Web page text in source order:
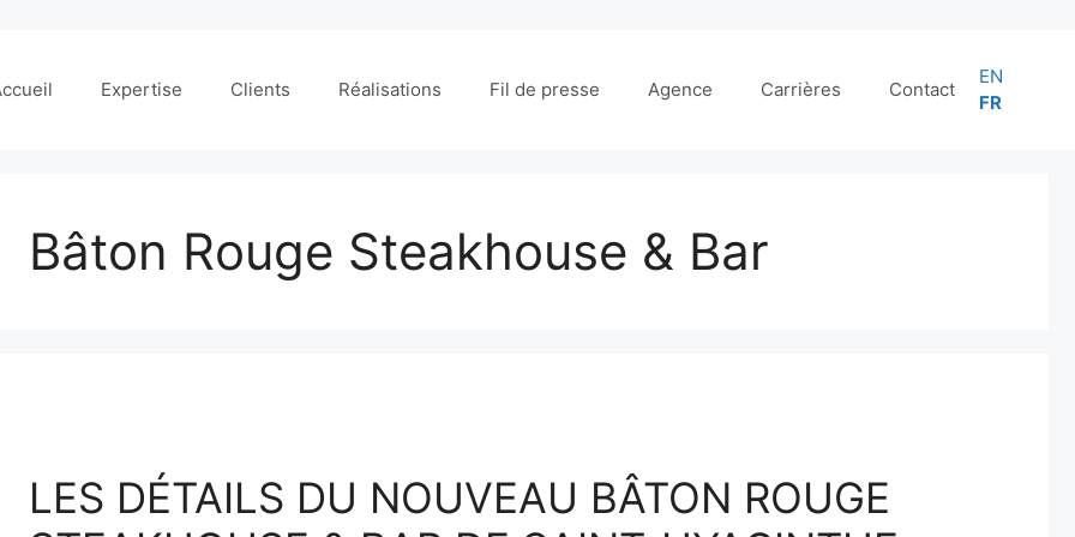
Expertise Clients Réalisations Fil de presse Agence Carrières Contact
EN
FR
Bâton Rouge Steakhouse & Bar
LES DÉTAILS DU NOUVEAU BÂTON ROUGE